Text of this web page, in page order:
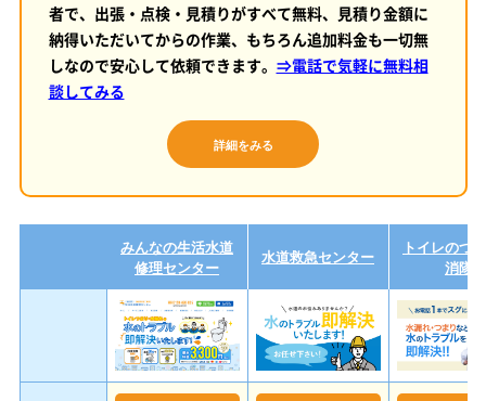
者で、出張・点検・見積りがすべて無料、見積り金額に
納得いただいてからの作業、もちろん追加料金も一切無
しなので安心して依頼できます。 ⇒電話で気軽に無料相
談してみる
詳細をみる
みんなの生活水道
修理センター
水道救急センター
トイレのつ
消隊